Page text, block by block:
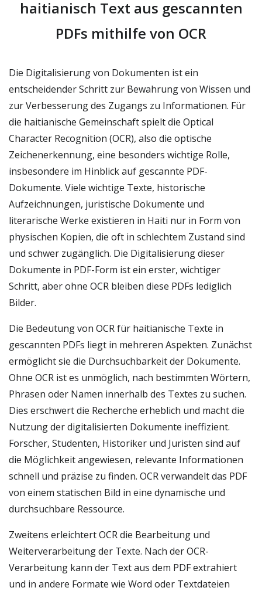
haitianisch Text aus gescannten
PDFs mithilfe von OCR
Die Digitalisierung von Dokumenten ist ein
entscheidender Schritt zur Bewahrung von Wissen und
zur Verbesserung des Zugangs zu Informationen. Für
die haitianische Gemeinschaft spielt die Optical
Character Recognition (OCR), also die optische
Zeichenerkennung, eine besonders wichtige Rolle,
insbesondere im Hinblick auf gescannte PDF-
Dokumente. Viele wichtige Texte, historische
Aufzeichnungen, juristische Dokumente und
literarische Werke existieren in Haiti nur in Form von
physischen Kopien, die oft in schlechtem Zustand sind
und schwer zugänglich. Die Digitalisierung dieser
Dokumente in PDF-Form ist ein erster, wichtiger
Schritt, aber ohne OCR bleiben diese PDFs lediglich
Bilder.
Die Bedeutung von OCR für haitianische Texte in
gescannten PDFs liegt in mehreren Aspekten. Zunächst
ermöglicht sie die Durchsuchbarkeit der Dokumente.
Ohne OCR ist es unmöglich, nach bestimmten Wörtern,
Phrasen oder Namen innerhalb des Textes zu suchen.
Dies erschwert die Recherche erheblich und macht die
Nutzung der digitalisierten Dokumente ineffizient.
Forscher, Studenten, Historiker und Juristen sind auf
die Möglichkeit angewiesen, relevante Informationen
schnell und präzise zu finden. OCR verwandelt das PDF
von einem statischen Bild in eine dynamische und
durchsuchbare Ressource.
Zweitens erleichtert OCR die Bearbeitung und
Weiterverarbeitung der Texte. Nach der OCR-
Verarbeitung kann der Text aus dem PDF extrahiert
und in andere Formate wie Word oder Textdateien